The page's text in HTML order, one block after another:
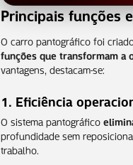
Principais funções
O carro pantográfico foi
funções que transformam a
vantagens, destacam-se:
1. Eficiência
O sistema pantográfico
profundidade sem
trabalho.